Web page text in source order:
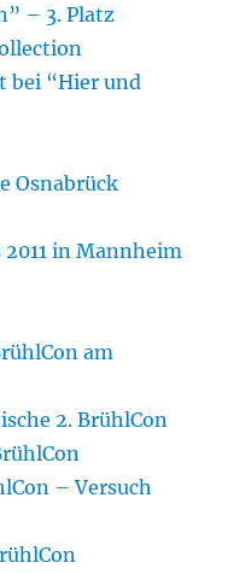
– 3. Platz
bei “Hier und
Osnabrück
2011 in Mannheim
am
2. BrühlCon
– Versuch